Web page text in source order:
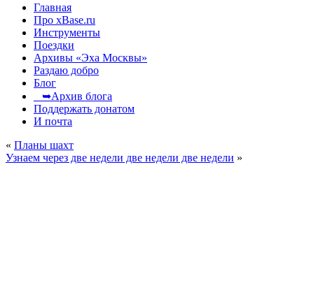
Главная
Про xBase.ru
Инструменты
Поездки
Архивы «Эха Москвы»
Раздаю добро
Блог
➥Архив блога
Поддержать донатом
И почта
« Планы шахт
Узнаем через две недели две недели две недели »